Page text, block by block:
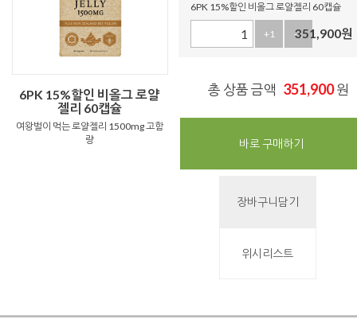
6PK 15%할인 비올그 로얄
젤리 60캡슐
여왕벌이 먹는 로얄젤리 1500mg 고함
량
6PK 15%할인 비올그 로얄젤리 60캡슐
+1 -1
351,900원
총 상품 금액 351,900원
바로 구매하기
장바구니담기
위시리스트